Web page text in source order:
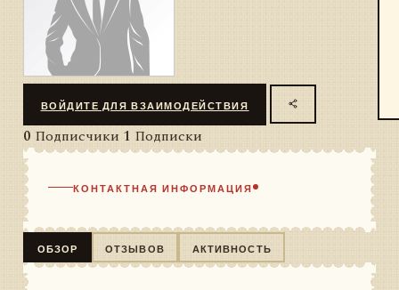
ВОЙДИТЕ ДЛЯ ВЗАИМОДЕЙСТВИЯ
0 Подписчики 1 Подписки
КОНТАКТНАЯ ИНФОРМАЦИЯ
ОБЗОР ОТЗЫВОВ АКТИВНОСТЬ